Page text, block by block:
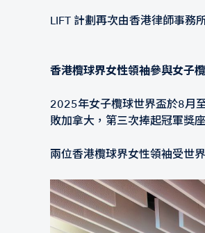
LIFT 計劃再次由香港律師事務
香港欖球界女性領袖參與女子
2025年女子欖球世界盃於8月
敗加拿大，第三次捧起冠軍獎
兩位香港欖球界女性領袖受世